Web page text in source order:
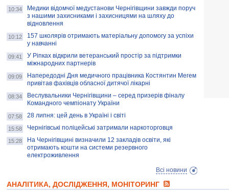
10:34
Медики відомчої медустанови Чернігівщини завжди поруч
з нашими захисниками і захисницями на шляху до
відновлення
10:12
157 школярів отримають матеріальну допомогу за успіхи
у навчанні
09:41
У Ріпках відкрили ветеранський простір за підтримки
міжнародних партнерів
09:09
Напередодні Дня медичного працівника Костянтин Мегем
привітав фахівців обласної дитячої лікарні
08:34
Веслувальники Чернігівщини – серед призерів фіналу
Командного чемпіонату України
07:58 28 липня: цей день в Україні і світі
15:58 Чернігівські поліцейські затримали наркоторговця
15:28
На Чернігівщині визначили 12 закладів освіти, які
отримають кошти на системи резервного
електроживлення
Всі новини
АНАЛІТИКА, ДОСЛІДЖЕННЯ, МОНІТОРИНГ